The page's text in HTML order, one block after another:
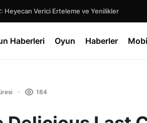
Heyecan Verici Erteleme ve Yenilikler
Haberleri Oyun Haberler
184